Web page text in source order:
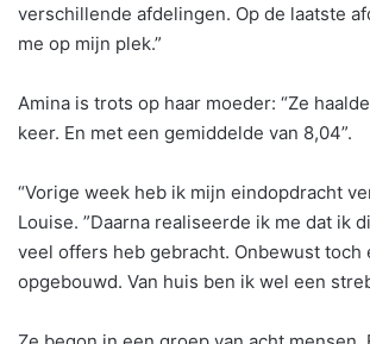
verschillende afdelingen. Op de laatste
me op mijn plek.”
Amina is trots op haar moeder: “Ze
keer. En met een gemiddelde van 8,04”.
“Vorige week heb ik mijn eindopdracht
Louise. ”Daarna realiseerde ik me dat ik
veel offers heb gebracht. Onbewust toch
opgebouwd. Van huis ben ik wel een